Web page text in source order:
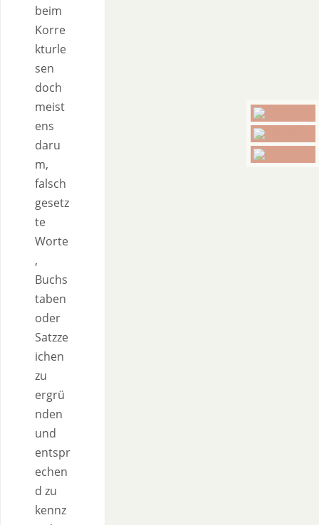
beim
Korre
kturle
sen
doch
meist
ens
daru
m,
falsch
gesetz
te
Worte
,
Buchs
taben
oder
Satzze
ichen
zu
ergrü
nden
und
entspr
echen
d zu
kennz